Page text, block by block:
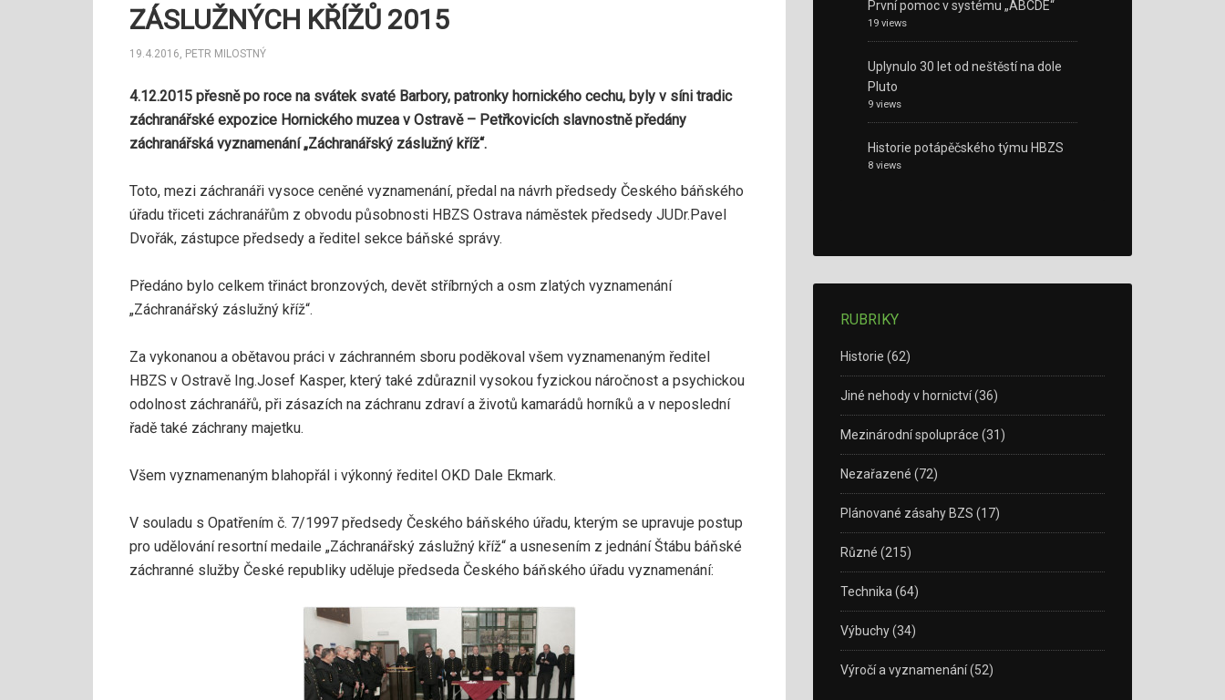
ZÁSLUŽNÝCH KŘÍŽŮ 2015
19.4.2016, PETR MILOSTNÝ
4.12.2015 přesně po roce na svátek svaté Barbory, patronky hornického cechu, byly v síni tradic
záchranářské expozice Hornického muzea v Ostravě – Petřkovicích slavnostně předány
záchranářská vyznamenání „Záchranářský záslužný kříž“.
Toto, mezi záchranáři vysoce ceněné vyznamenání, předal na návrh předsedy Českého báňského
úřadu třiceti záchranářům z obvodu působnosti HBZS Ostrava náměstek předsedy JUDr.Pavel
Dvořák, zástupce předsedy a ředitel sekce báňské správy.
Předáno bylo celkem třináct bronzových, devět stříbrných a osm zlatých vyznamenání
„Záchranářský záslužný kříž“.
Za vykonanou a obětavou práci v záchranném sboru poděkoval všem vyznamenaným ředitel
HBZS v Ostravě Ing.Josef Kasper, který také zdůraznil vysokou fyzickou náročnost a psychickou
odolnost záchranářů, při zásazích na záchranu zdraví a životů kamarádů horníků a v neposlední
řadě také záchrany majetku.
Všem vyznamenaným blahopřál i výkonný ředitel OKD Dale Ekmark.
V souladu s Opatřením č. 7/1997 předsedy Českého báňského úřadu, kterým se upravuje postup
pro udělování resortní medaile „Záchranářský záslužný kříž“ a usnesením z jednání Štábu báňské
záchranné služby České republiky uděluje předseda Českého báňského úřadu vyznamenání:
První pomoc v systému „ABCDE“
19 views
Uplynulo 30 let od neštěstí na dole
Pluto
9 views
Historie potápěčského týmu HBZS
8 views
RUBRIKY
Historie (62)
Jiné nehody v hornictví(36)
Mezinárodní spolupráce (31)
Nezařazené (72)
Plánované zásahy BZS (17)
Různé (215)
Technika (64)
Výbuchy(34)
Výročí a vyznamenání(52)